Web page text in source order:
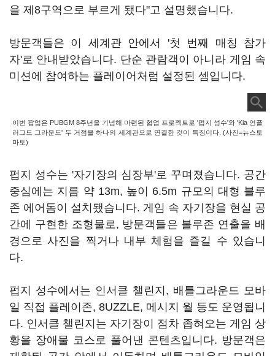
을 제8구역으로 부르게 됐다"고 설명했습니다.
방문객들은 이 세계관 안에서 '첫 번째 매칭 참가
자'로 안내받았습니다. 단순 관람객이 아니라 게임 속
미션에 참여하는 플레이어처럼 설정된 셈입니다.
이번 팝업은 PUBGM 8주년을 기념해 마련된 협업 프로젝트로 '펍지 성수'와 'Kia 언플
러그드 그라운드' 두 거점을 하나의 세계관으로 연결한 것이 특징이다. (사진=뉴스토
마토)
펍지 성수는 '자기장의 심장부'로 꾸며졌습니다. 공간
중심에는 지름 약 13m, 높이 6.5m 규모의 대형 블루
존 에어돔이 설치됐습니다. 게임 속 자기장을 현실 공
간에 구현한 조형물로, 방문객들은 블루존 연출을 배
경으로 사진을 찍거나 내부 체험을 즐길 수 있습니
다.
펍지 성수에서는 인서클 챌린지, 배틀그라운드 모바
일 직접 플레이존, 8UZZLE, 메시지 월 등도 운영됩니
다. 인서클 챌린지는 자기장이 점차 좁혀오는 게임 상
황을 장애물 코스로 풀어낸 콘텐츠입니다. 방문객은